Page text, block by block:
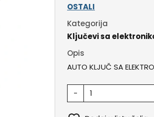
OSTALI
Kategorija
Ključevi sa
Opis
AUTO KLJUČ SA
-